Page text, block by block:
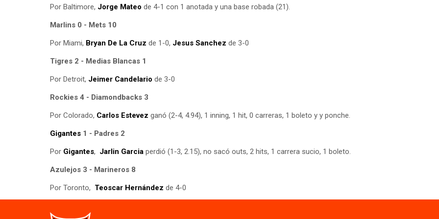
Por Baltimore, Jorge Mateo de 4-1 con 1 anotada y una base robada (21).
Marlins 0 - Mets 10
Por Miami, Bryan De La Cruz de 1-0, Jesus Sanchez de 3-0
Tigres 2 - Medias Blancas 1
Por Detroit, Jeimer Candelario de 3-0
Rockies 4 - Diamondbacks 3
Por Colorado, Carlos Estevez ganó (2-4, 4.94), 1 inning, 1 hit, 0 carreras, 1 boleto y y ponche.
Gigantes 1 - Padres 2
Por Gigantes, Jarlin Garcia perdió (1-3, 2.15), no sacó outs, 2 hits, 1 carrera sucio, 1 boleto.
Azulejos 3 - Marineros 8
Por Toronto, Teoscar Hernández de 4-0